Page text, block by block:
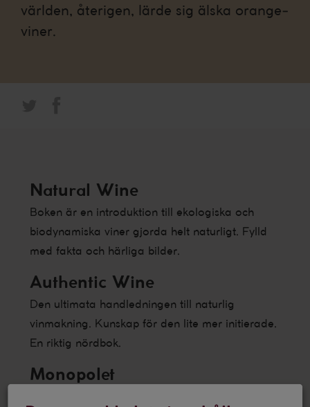
världen, återigen, lärde sig älska orange-
viner.
Natural Wine
Boken är en introduktion till ekologiska och
biodynamiska viner gjorda helt naturligt. Fylld
med fakta och härliga bilder.
Authentic Wine
Den ultimata handledningen till naturlig
vinmakning. Kunskap för den lite mer initierade.
En riktig nördbok.
Monopolet